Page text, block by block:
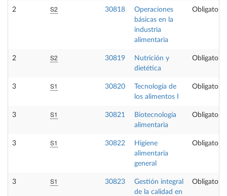
2 S2 30818
Operaciones
básicas en la
industria
alimentaria
Obligatoria
2 S2 30819
Nutrición y
dietética
Obligatoria
3 S1 30820
Tecnología de
los alimentos I
Obligatoria
3 S1 30821
Biotecnología
alimentaria
Obligatoria
3 S1 30822
Higiene
alimentaria
general
Obligatoria
3 S1 30823
Gestión integral
de la calidad en
Obligatoria